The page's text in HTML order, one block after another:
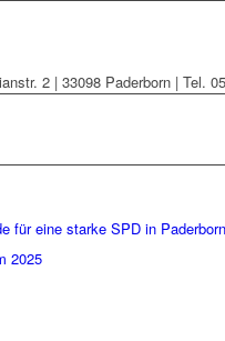
2 | 33098 Paderborn | Tel.
für eine starke SPD in Paderborn
2025